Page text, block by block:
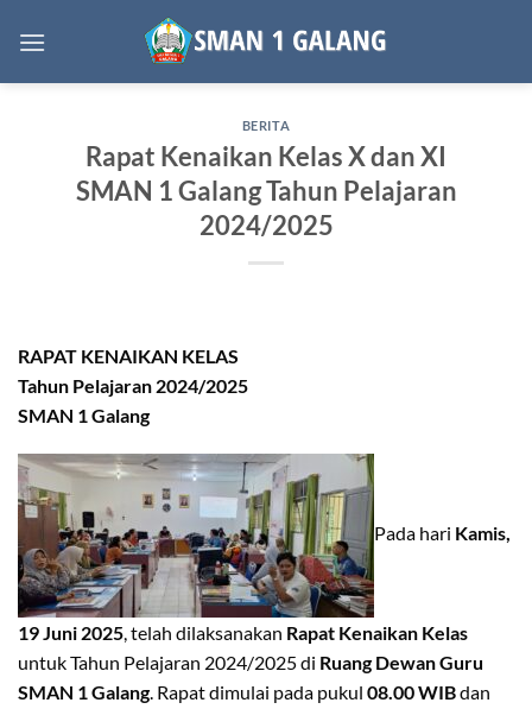
BERITA
Rapat Kenaikan Kelas X dan XI
SMAN 1 Galang Tahun Pelajaran
2024/2025
RAPAT KENAIKAN KELAS
Tahun Pelajaran 2024/2025
SMAN 1 Galang
Pada hari Kamis,
19 Juni 2025, telah dilaksanakan Rapat Kenaikan Kelas
untuk Tahun Pelajaran 2024/2025 di Ruang Dewan Guru
SMAN 1 Galang. Rapat dimulai pada pukul 08.00 WIBdan